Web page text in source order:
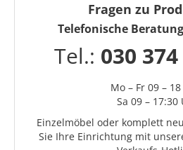
Fragen zu
Telefonische
Tel.: 030
Mo – Fr 09 –
Sa 09 – 17:30
Einzelmöbel oder komplett
Sie Ihre Einrichtung mit